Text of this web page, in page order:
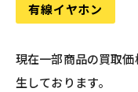
有線イヤホン
現在一部商品の買取
生しております。